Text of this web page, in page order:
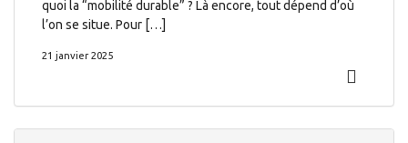
quoi la “mobilité durable” ? Là encore, tout dépend d’où
l’on se situe. Pour […]
21 janvier 2025